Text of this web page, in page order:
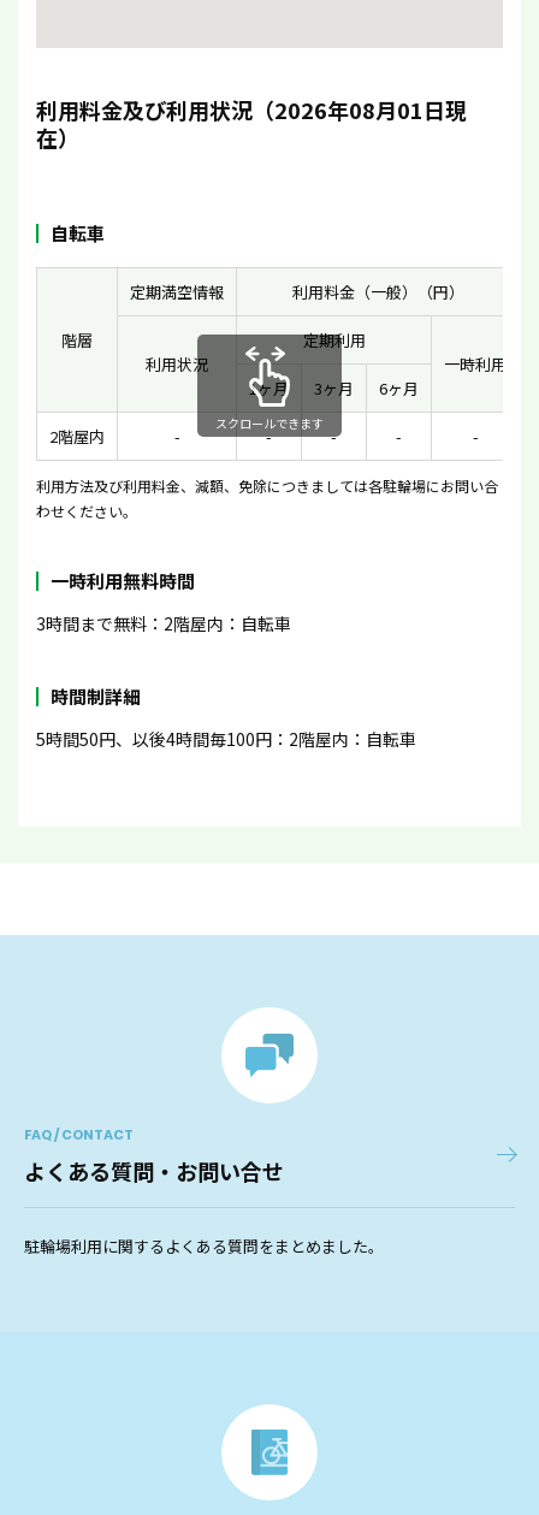
利用料金及び利用状況（2026年08月01日現
在）
自転車
階層
定期満空情報 利用料金（一般）（円）
利用状況
定期利用
一時利用
1ヶ月
3ヶ月 6ヶ月
2階屋内 - - - - -
スクロールできます
利用方法及び利用料金、減額、免除につきましては各駐輪場にお問い合
わせください。
一時利用無料時間
3時間まで無料：2階屋内：自転車
時間制詳細
5時間50円、以後4時間毎100円：2階屋内：自転車
FAQ / CONTACT
よくある質問・お問い合せ
駐輪場利用に関するよくある質問をまとめました。